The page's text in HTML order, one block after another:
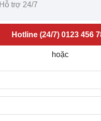
Hỗ trợ 24/7
Hotline (24/7) 0123 456
hoặc